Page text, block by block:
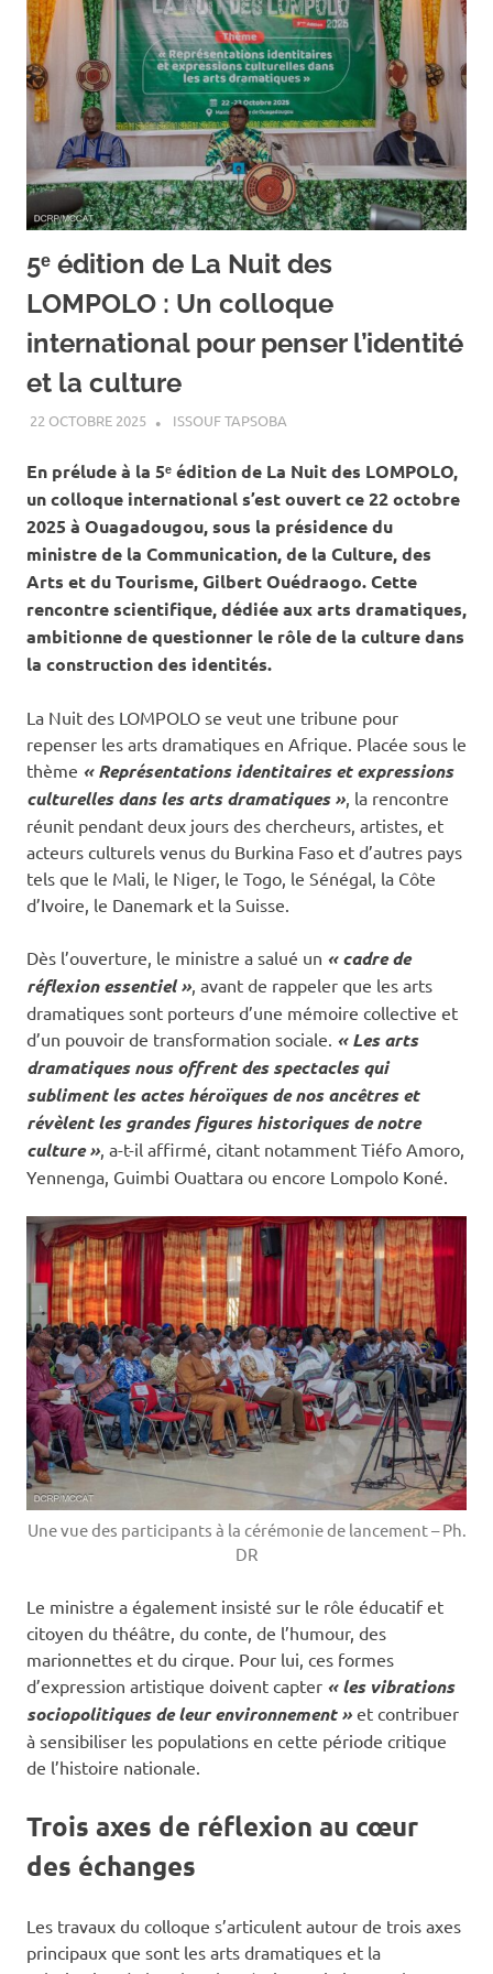
5ᵉ édition de La Nuit des
LOMPOLO : Un colloque
international pour penser l’identité
et la culture
22 OCTOBRE 2025 ISSOUF TAPSOBA
En prélude à la 5ᵉ édition de La Nuit des LOMPOLO,
un colloque international s’est ouvert ce 22 octobre
2025 à Ouagadougou, sous la présidence du
ministre de la Communication, de la Culture, des
Arts et du Tourisme, Gilbert Ouédraogo. Cette
rencontre scientifique, dédiée aux arts dramatiques,
ambitionne de questionner le rôle de la culture dans
la construction des identités.
La Nuit des LOMPOLO se veut une tribune pour
repenser les arts dramatiques en Afrique. Placée sous le
thème « Représentations identitaires et expressions
culturelles dans les arts dramatiques », la rencontre
réunit pendant deux jours des chercheurs, artistes, et
acteurs culturels venus du Burkina Faso et d’autres pays
tels que le Mali, le Niger, le Togo, le Sénégal, la Côte
d’Ivoire, le Danemark et la Suisse.
Dès l’ouverture, le ministre a salué un « cadre de
réflexion essentiel », avant de rappeler que les arts
dramatiques sont porteurs d’une mémoire collective et
d’un pouvoir de transformation sociale. « Les arts
dramatiques nous offrent des spectacles qui
subliment les actes héroïques de nos ancêtres et
révèlent les grandes figures historiques de notre
culture », a-t-il affirmé, citant notamment Tiéfo Amoro,
Yennenga, Guimbi Ouattara ou encore Lompolo Koné.
Une vue des participants à la cérémonie de lancement – Ph.
DR
Le ministre a également insisté sur le rôle éducatif et
citoyen du théâtre, du conte, de l’humour, des
marionnettes et du cirque. Pour lui, ces formes
d’expression artistique doivent capter « les vibrations
sociopolitiques de leur environnement » et contribuer
à sensibiliser les populations en cette période critique
de l’histoire nationale.
Trois axes de réflexion au cœur
des échanges
Les travaux du colloque s’articulent autour de trois axes
principaux que sont les arts dramatiques et la